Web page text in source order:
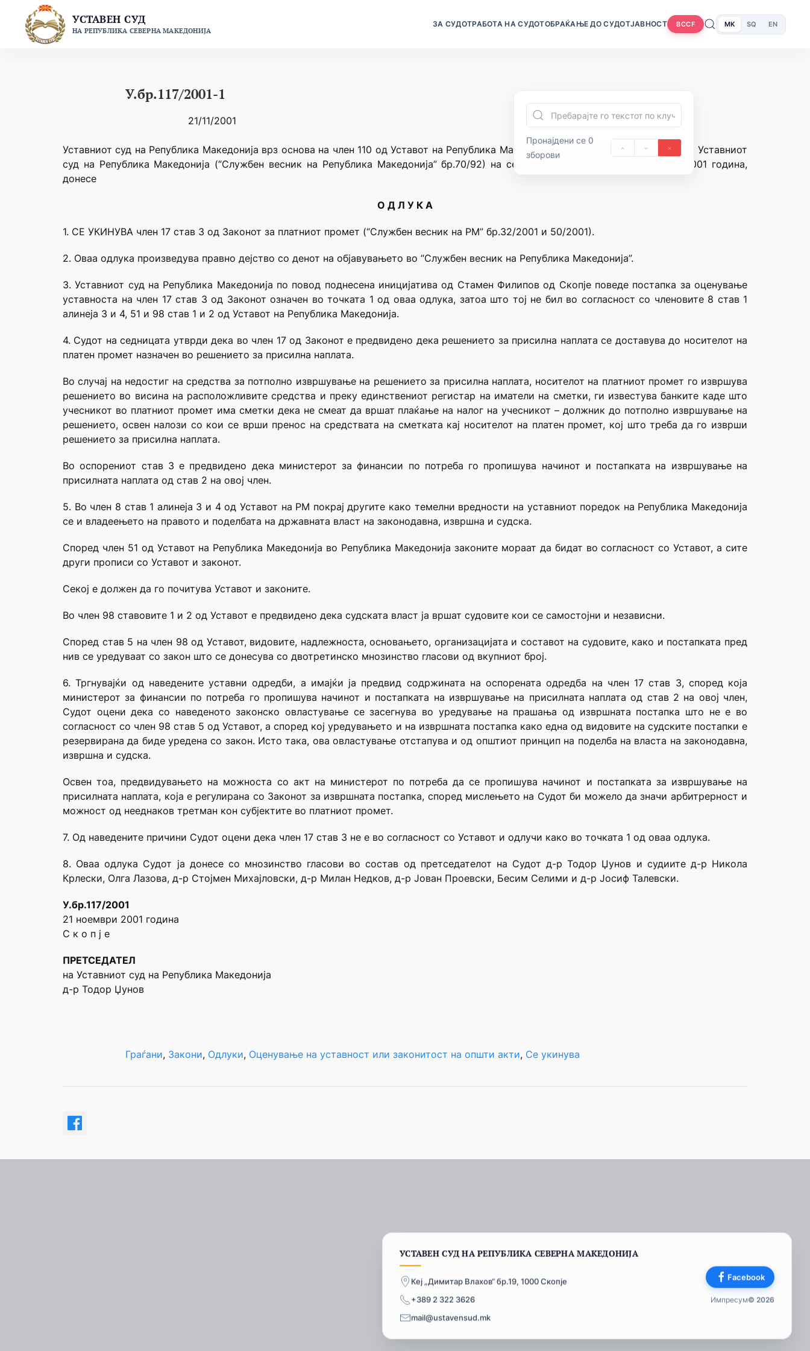
content
УСТАВЕН СУД
НА РЕПУБЛИКА СЕВЕРНА МАКЕДОНИЈА
ЗА СУДОТРАБОТА НА СУДОТОБРАЌАЊЕ ДО СУДОТЈАВНОСТ BCCF MK SQ EN
У.бр.117/2001-1
21/11/2001
Пронајдени се 0
зборови
Уставниот суд на Република Македонија врз основа на член 110 од Уставот на Република Македонија и член 70 од Деловникот на Уставниот
суд на Република Македонија (“Службен весник на Република Македонија” бр.70/92) на седницата одржана на 21 ноември 2001 година,
донесе
О Д Л У К А
1. СЕ УКИНУВА член 17 став 3 од Законот за платниот промет (“Службен весник на РМ” бр.32/2001 и 50/2001).
2. Оваа одлука произведува правно дејство со денот на објавувањето во “Службен весник на Република Македонија”.
3. Уставниот суд на Република Македонија по повод поднесена иницијатива од Стамен Филипов од Скопје поведе постапка за оценување
уставноста на член 17 став 3 од Законот означен во точката 1 од оваа одлука, затоа што тој не бил во согласност со членовите 8 став 1
алинеја 3 и 4, 51 и 98 став 1 и 2 од Уставот на Република Македонија.
4. Судот на седницата утврди дека во член 17 од Законот е предвидено дека решението за присилна наплата се доставува до носителот на
платен промет назначен во решението за присилна наплата.
Во случај на недостиг на средства за потполно извршување на решението за присилна наплата, носителот на платниот промет го извршува
решението во висина на расположливите средства и преку единствениот регистар на иматели на сметки, ги известува банките каде што
учесникот во платниот промет има сметки дека не смеат да вршат плаќање на налог на учесникот – должник до потполно извршување на
решението, освен налози со кои се врши пренос на средствата на сметката кај носителот на платен промет, кој што треба да го изврши
решението за присилна наплата.
Во оспорениот став 3 е предвидено дека министерот за финансии по потреба го пропишува начинот и постапката на извршување на
присилната наплата од став 2 на овој член.
5. Во член 8 став 1 алинеја 3 и 4 од Уставот на РМ покрај другите како темелни вредности на уставниот поредок на Република Македонија
се и владеењето на правото и поделбата на државната власт на законодавна, извршна и судска.
Според член 51 од Уставот на Република Македонија во Република Македонија законите мораат да бидат во согласност со Уставот, а сите
други прописи со Уставот и законот.
Секој е должен да го почитува Уставот и законите.
Во член 98 ставовите 1 и 2 од Уставот е предвидено дека судската власт ја вршат судовите кои се самостојни и независни.
Според став 5 на член 98 од Уставот, видовите, надлежноста, основањето, организацијата и составот на судовите, како и постапката пред
нив се уредуваат со закон што се донесува со двотретинско мнозинство гласови од вкупниот број.
6. Тргнувајќи од наведените уставни одредби, а имајќи ја предвид содржината на оспорената одредба на член 17 став 3, според која
министерот за финансии по потреба го пропишува начинот и постапката на извршување на присилната наплата од став 2 на овој член,
Судот оцени дека со наведеното законско овластување се засегнува во уредување на прашања од извршната постапка што не е во
согласност со член 98 став 5 од Уставот, а според кој уредувањето и на извршната постапка како една од видовите на судските постапки е
резервирана да биде уредена со закон. Исто така, ова овластување отстапува и од општиот принцип на поделба на власта на законодавна,
извршна и судска.
Освен тоа, предвидувањето на можноста со акт на министерот по потреба да се пропишува начинот и постапката за извршување на
присилната наплата, која е регулирана со Законот за извршната постапка, според мислењето на Судот би можело да значи арбитрерност и
можност од нееднаков третман кон субјектите во платниот промет.
7. Од наведените причини Судот оцени дека член 17 став 3 не е во согласност со Уставот и одлучи како во точката 1 од оваа одлука.
8. Оваа одлука Судот ја донесе со мнозинство гласови во состав од претседателот на Судот д-р Тодор Џунов и судиите д-р Никола
Крлески, Олга Лазова, д-р Стојмен Михајловски, д-р Милан Недков, д-р Јован Проевски, Бесим Селими и д-р Јосиф Талевски.
У.бр.117/2001
21 ноември 2001 година
С к о п ј е
ПРЕТСЕДАТЕЛ
на Уставниот суд на Република Македонија
д-р Тодор Џунов
Граѓани, Закони, Одлуки, Оценување на уставност или законитост на општи акти, Се укинува
УСТАВЕН СУД НА РЕПУБЛИКА СЕВЕРНА МАКЕДОНИЈА
Кеј „Димитар Влахов“ бр.19, 1000 Скопје
+389 2 322 3626
mail@ustavensud.mk
Facebook
Импресум© 2026